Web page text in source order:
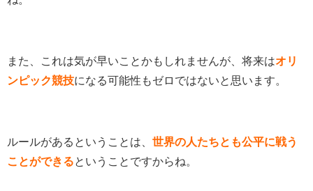
また、これは気が早いことかもしれませんが、将来はオリ
ンピック競技になる可能性もゼロではないと思います。
ルールがあるということは、 世界の人たちとも公平に戦う
ことができるということですからね。